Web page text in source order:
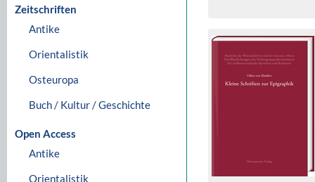
Zeitschriften
Antike
Orientalistik
Osteuropa
Buch / Kultur / Geschichte
Open Access
Antike
Orientalistik